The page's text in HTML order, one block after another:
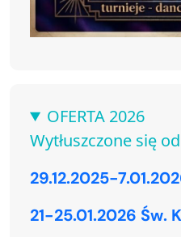
OFERTA 2026
Wytłuszczone się
29.12.2025-
21-25.01.2026 Św.